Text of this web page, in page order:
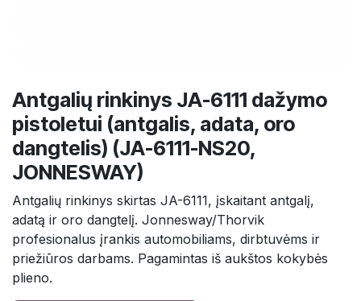
Antgalių rinkinys JA-6111 dažymo
pistoletui (antgalis, adata, oro
dangtelis) (JA-6111-NS20,
JONNESWAY)
Antgalių rinkinys skirtas JA-6111, įskaitant antgalį,
adatą ir oro dangtelį. Jonnesway/Thorvik
profesionalus įrankis automobiliams, dirbtuvėms ir
priežiūros darbams. Pagamintas iš aukštos kokybės
plieno.